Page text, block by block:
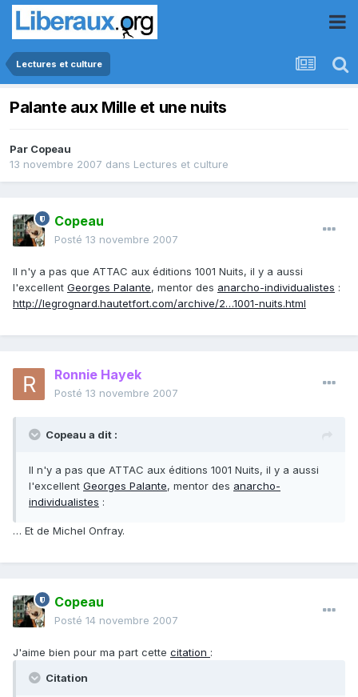
Lectures et culture
Palante aux Mille et une nuits
Par Copeau
13 novembre 2007 dans Lectures et culture
Copeau
Posté 13 novembre 2007
Il n'y a pas que ATTAC aux éditions 1001 Nuits, il y a aussi
l'excellent Georges Palante, mentor des anarcho-individualistes :
http://legrognard.hautetfort.com/archive/2…1001-nuits.html
Ronnie Hayek
Posté 13 novembre 2007
Copeau a dit :
Il n'y a pas que ATTAC aux éditions 1001 Nuits, il y a aussi
l'excellent Georges Palante, mentor des anarcho-
individualistes :
… Et de Michel Onfray.
Copeau
Posté 14 novembre 2007
J'aime bien pour ma part cette citation :
Citation